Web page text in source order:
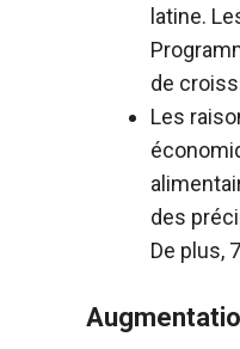
latine.
de
Les
des
De plus,